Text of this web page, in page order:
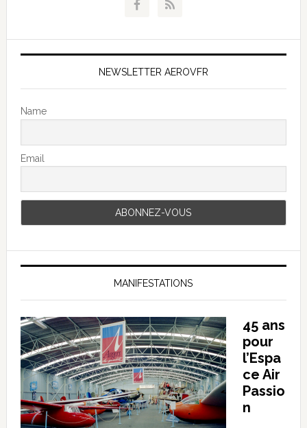
NEWSLETTER AEROVFR
Name
Email
MANIFESTATIONS
45 ans
pour
l’Espa
ce Air
Passio
n